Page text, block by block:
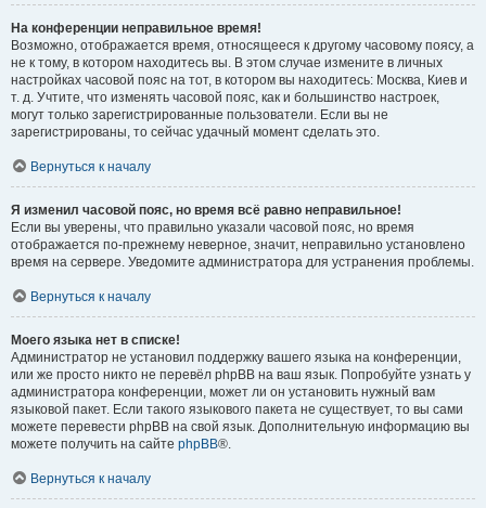
На конференции неправильное время!
Возможно, отображается время, относящееся к другому часовому поясу, а
не к тому, в котором находитесь вы. В этом случае измените в личных
настройках часовой пояс на тот, в котором вы находитесь: Москва, Киев и
т. д. Учтите, что изменять часовой пояс, как и большинство настроек,
могут только зарегистрированные пользователи. Если вы не
зарегистрированы, то сейчас удачный момент сделать это.
Вернуться к началу
Я изменил часовой пояс, но время всё равно неправильное!
Если вы уверены, что правильно указали часовой пояс, но время
отображается по-прежнему неверное, значит, неправильно установлено
время на сервере. Уведомите администратора для устранения проблемы.
Вернуться к началу
Моего языка нет в списке!
Администратор не установил поддержку вашего языка на конференции,
или же просто никто не перевёл phpBB на ваш язык. Попробуйте узнать у
администратора конференции, может ли он установить нужный вам
языковой пакет. Если такого языкового пакета не существует, то вы сами
можете перевести phpBB на свой язык. Дополнительную информацию вы
можете получить на сайте phpBB®.
Вернуться к началу